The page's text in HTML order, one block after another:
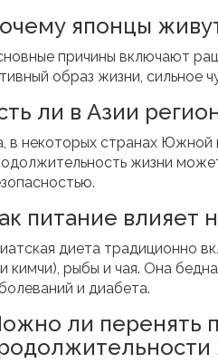
японцы
причины включают
образ жизни, сильное
ли в Азии
в некоторых странах Южной
жизни
питание влияет
диета традиционно
кимчи), рыбы и чая. Она
и диабета.
ли перенять